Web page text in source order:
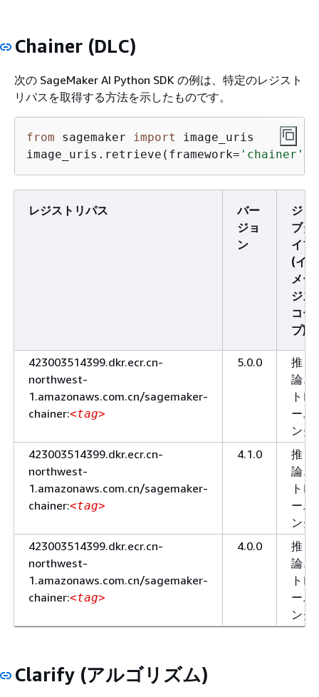
Chainer (DLC)
次の SageMaker AI Python SDK の例は、特定のレジスト
リパスを取得する方法を示したものです。
from sagemaker import
image_uris
image_uris.retrieve(framework= 'chainer'
レジストリパス
バー
ジョ
ン
ジョ
ブタ
イプ
(イ
メー
ジス
コー
プ)
423003514399.dkr.ecr.cn-
northwest-
1.amazonaws.com.cn/sagemaker-
chainer:<tag>
5.0.0
推
論、
トレ
ーニ
ング
423003514399.dkr.ecr.cn-
northwest-
1.amazonaws.com.cn/sagemaker-
chainer:<tag>
4.1.0
推
論、
トレ
ーニ
ング
423003514399.dkr.ecr.cn-
northwest-
1.amazonaws.com.cn/sagemaker-
chainer:<tag>
4.0.0
推
論、
トレ
ーニ
ング
Clarify (アルゴリズム)